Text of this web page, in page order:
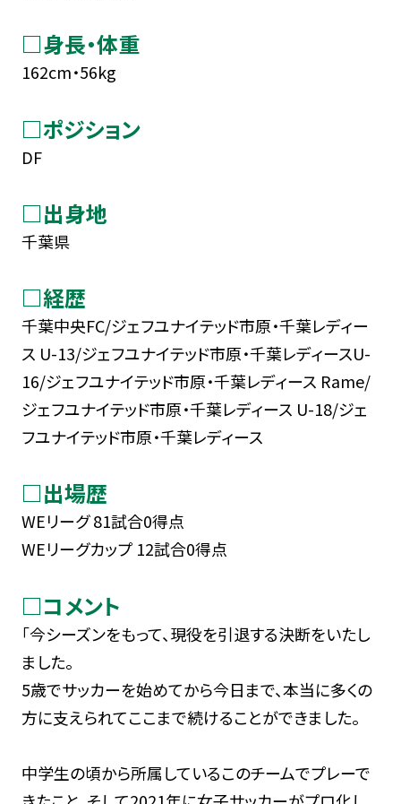
□身長・体重
162cm・56kg
□ポジション
DF
□出身地
千葉県
□経歴
千葉中央FC/ジェフユナイテッド市原・千葉レディー
ス U-13/ジェフユナイテッド市原・千葉レディースU-
16/ジェフユナイテッド市原・千葉レディース Rame/
ジェフユナイテッド市原・千葉レディース U-18/ジェ
フユナイテッド市原・千葉レディース
□出場歴
WEリーグ 81試合0得点
WEリーグカップ 12試合0得点
□コメント
「今シーズンをもって、現役を引退する決断をいたし
ました。
5歳でサッカーを始めてから今日まで、本当に多くの
方に支えられてここまで続けることができました。
中学生の頃から所属しているこのチームでプレーで